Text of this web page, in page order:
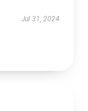
Jul 31, 2024